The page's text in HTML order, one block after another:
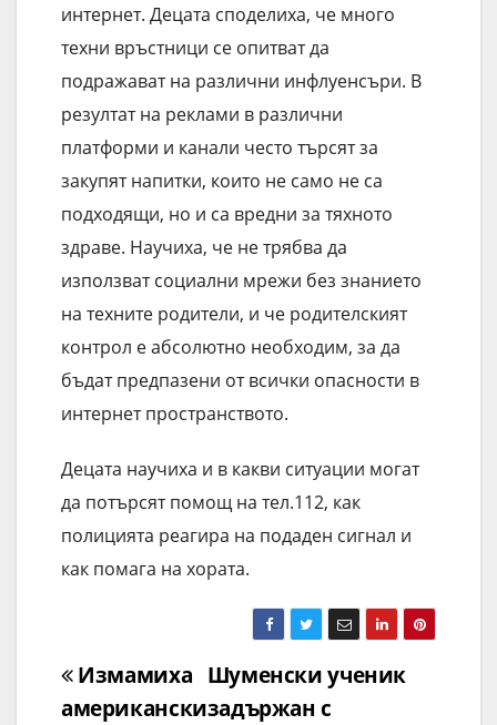
интернет. Децата споделиха, че много
техни връстници се опитват да
подражават на различни инфлуенсъри. В
резултат на реклами в различни
платформи и канали често търсят за
закупят напитки, които не само не са
подходящи, но и са вредни за тяхното
здраве. Научиха, че не трябва да
използват социални мрежи без знанието
на техните родители, и че родителският
контрол е абсолютно необходим, за да
бъдат предпазени от всички опасности в
интернет пространството.
Децата научиха и в какви ситуации могат
да потърсят помощ на тел.112, как
полицията реагира на подаден сигнал и
как помага на хората.
НавигацияШуменски ученик
задържан с
Измамиха
американски